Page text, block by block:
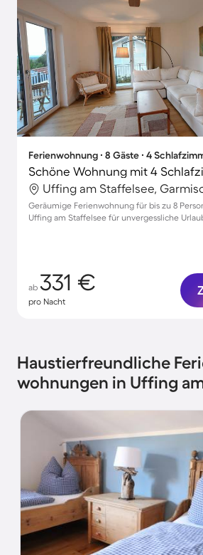
Ferienwohnung ∙ 8 Gäste ∙ 4
Geräumige Ferienwohnung für bis zu 8
Uffing am Staffelsee für unvergessliche
ab 331 €
pro Nacht
Haustierfreundliche
wohnungen in Uffing